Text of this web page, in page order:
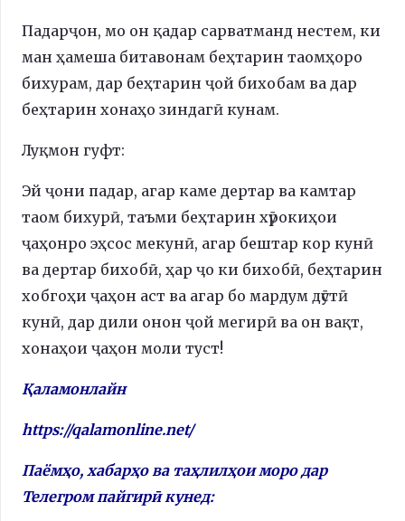
Падарҷон, мо он қадар сарватманд нестем, ки
ман ҳамеша битавонам беҳтарин таомҳоро
бихурам, дар беҳтарин ҷой бихобам ва дар
беҳтарин хонаҳо зиндагӣ кунам.
Луқмон гуфт:
Эй ҷони падар, агар каме дертар ва камтар
таом бихурӣ, таъми беҳтарин хӯрокиҳои
ҷаҳонро эҳсос мекунӣ, агар бештар кор кунӣ
ва дертар бихобӣ, ҳар ҷо ки бихобӣ, беҳтарин
хобгоҳи ҷаҳон аст ва агар бо мардум дӯстӣ
кунӣ, дар дили онон ҷой мегирӣ ва он вақт,
хонаҳои ҷаҳон моли туст!
Қаламонлайн
https://qalamonline.net/
Паёмҳо, хабарҳо ва таҳлилҳои моро дар
Телегром пайгирӣ кунед: